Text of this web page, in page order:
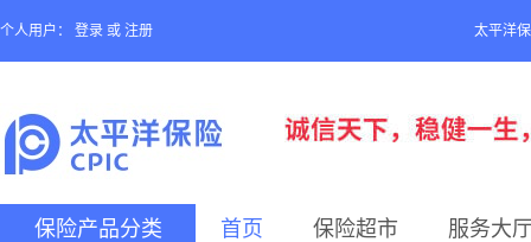
个人用户： 登录 或 注册 太平洋
保险产品分类 首页 保险超市 服务大